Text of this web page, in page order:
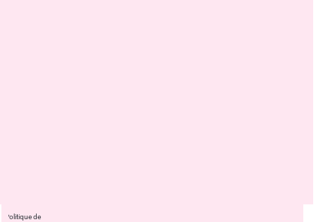
Politique de